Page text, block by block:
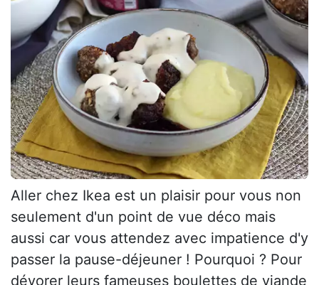
Aller chez Ikea est un plaisir pour vous non
seulement d'un point de vue déco mais
aussi car vous attendez avec impatience d'y
passer la pause-déjeuner ! Pourquoi ? Pour
dévorer leurs fameuses boulettes de viande